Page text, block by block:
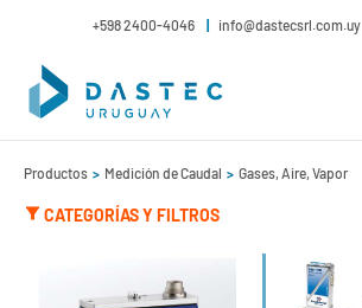
+598 2400-4046 info@dastecsrl.com.uy
Productos Medición de Caudal Gases, Aire, Vapor
CATEGORÍAS Y FILTROS